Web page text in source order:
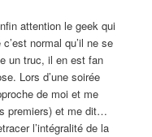
attention le geek qui
normal qu’il ne se
un truc, il en est fan
Lors d’une soirée
de moi et me
premiers) et me dit…
l’intégralité de la